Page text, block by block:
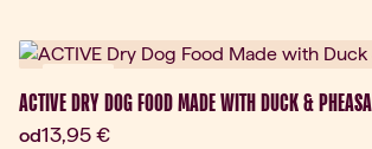
ACTIVE DRY DOG FOOD MADE WITH DUCK &
odAktuálna cena:
13,95 €